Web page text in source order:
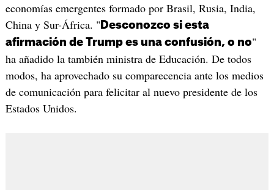
economías emergentes formado por Brasil, Rusia, India,
China y Sur-África. " Desconozco si esta
afirmación de Trump es una confusión, o no"
ha añadido la también ministra de Educación. De todos
modos, ha aprovechado su comparecencia ante los medios
de comunicación para felicitar al nuevo presidente de los
Estados Unidos.